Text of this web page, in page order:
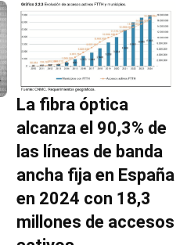
La fibra óptica
alcanza el 90,3% de
las líneas de banda
ancha fija en España
en 2024 con 18,3
millones de accesos